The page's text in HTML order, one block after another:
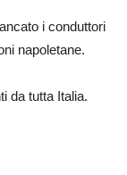
i conduttori
napoletane.
da tutta Italia.